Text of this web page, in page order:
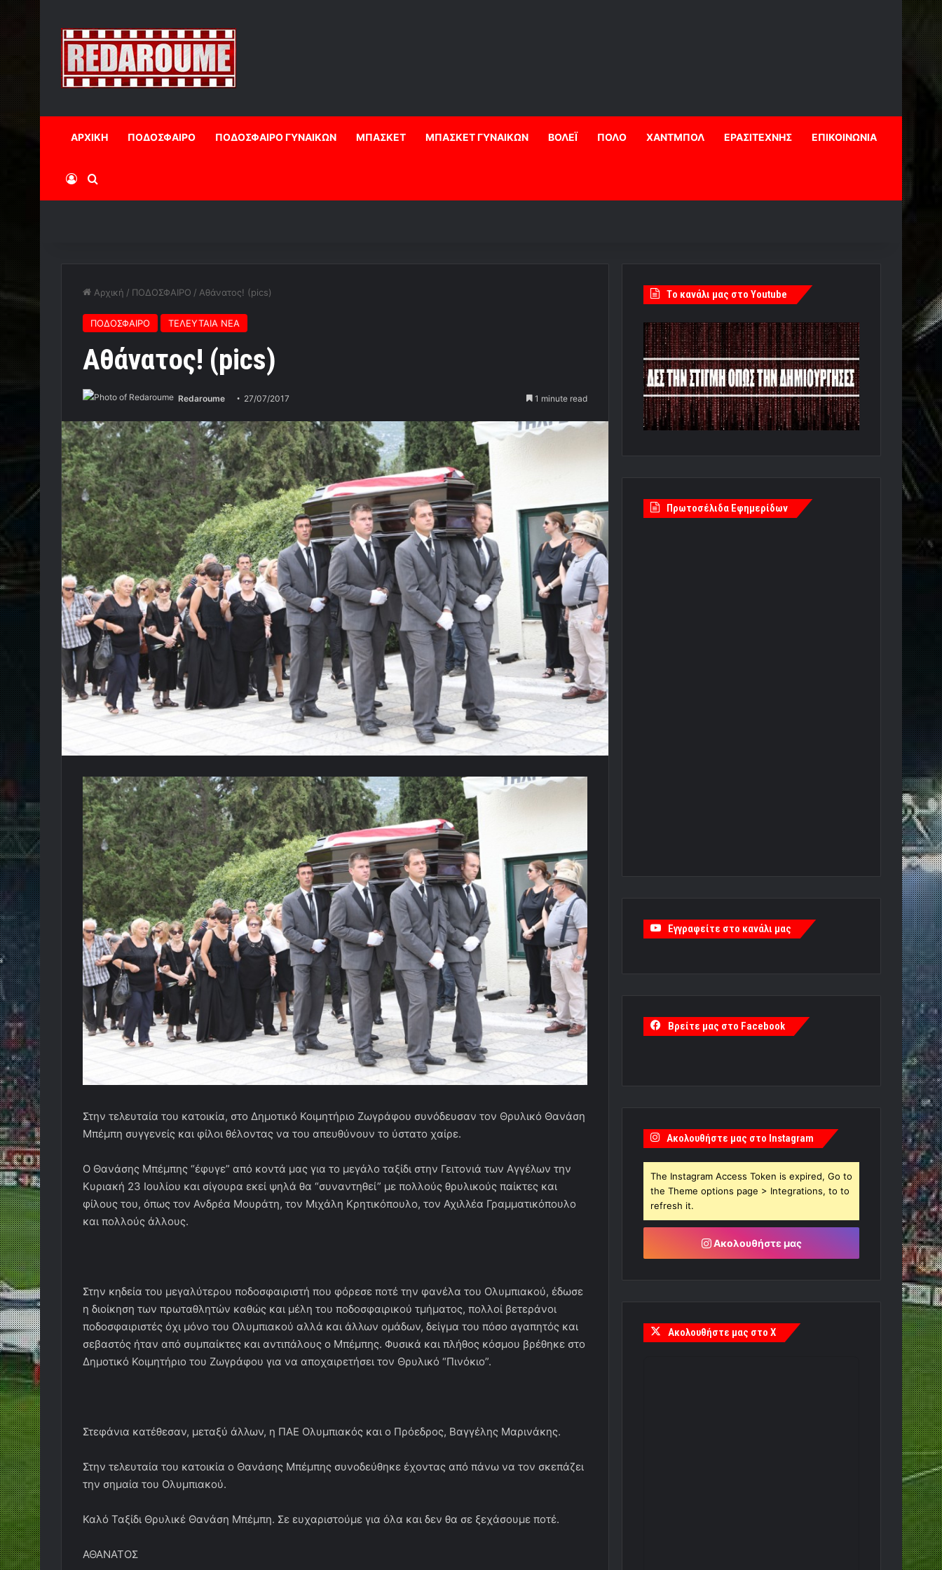
ΑΡΧΙΚΗ ΠΟΔΟΣΦΑΙΡΟ ΠΟΔΟΣΦΑΙΡΟ ΓΥΝΑΙΚΩΝ ΜΠΑΣΚΕΤ ΜΠΑΣΚΕΤ ΓΥΝΑΙΚΩΝ ΒΟΛΕΪ ΠΟΛΟ ΧΑΝΤΜΠΟΛ ΕΡΑΣΙΤΕΧΝΗΣ ΕΠΙΚΟΙΝΩΝΙΑ
Log InΑναζήτηση
Αρχική / ΠΟΔΟΣΦΑΙΡΟ / Αθάνατος! (pics)
ΠΟΔΟΣΦΑΙΡΟ ΤΕΛΕΥΤΑΙΑ ΝΕΑ
Αθάνατος! (pics)
Redaroume 27/07/2017 1 minute read
Στην τελευταία του κατοικία, στο Δημοτικό Κοιμητήριο Ζωγράφου συνόδευσαν τον Θρυλικό Θανάση
Μπέμπη συγγενείς και φίλοι θέλοντας να του απευθύνουν το ύστατο χαίρε.
Ο Θανάσης Μπέμπης “έφυγε” από κοντά μας για το μεγάλο ταξίδι στην Γειτονιά των Αγγέλων την
Κυριακή 23 Ιουλίου και σίγουρα εκεί ψηλά θα “συναντηθεί” με πολλούς θρυλικούς παίκτες και
φίλους του, όπως τον Ανδρέα Μουράτη, τον Μιχάλη Κρητικόπουλο, τον Αχιλλέα Γραμματικόπουλο
και πολλούς άλλους.
Στην κηδεία του μεγαλύτερου ποδοσφαιριστή που φόρεσε ποτέ την φανέλα του Ολυμπιακού, έδωσε
η διοίκηση των πρωταθλητών καθώς και μέλη του ποδοσφαιρικού τμήματος, πολλοί βετεράνοι
ποδοσφαιριστές όχι μόνο του Ολυμπιακού αλλά και άλλων ομάδων, δείγμα του πόσο αγαπητός και
σεβαστός ήταν από συμπαίκτες και αντιπάλους ο Μπέμπης. Φυσικά και πλήθος κόσμου βρέθηκε στο
Δημοτικό Κοιμητήριο του Ζωγράφου για να αποχαιρετήσει τον Θρυλικό “Πινόκιο”.
Στεφάνια κατέθεσαν, μεταξύ άλλων, η ΠΑΕ Ολυμπιακός και ο Πρόεδρος, Βαγγέλης Μαρινάκης.
Στην τελευταία του κατοικία ο Θανάσης Μπέμπης συνοδεύθηκε έχοντας από πάνω να τον σκεπάζει
την σημαία του Ολυμπιακού.
Καλό Ταξίδι Θρυλικέ Θανάση Μπέμπη. Σε ευχαριστούμε για όλα και δεν θα σε ξεχάσουμε ποτέ.
ΑΘΑΝΑΤΟΣ
Tο κανάλι μας στο Youtube
Πρωτοσέλιδα Εφημερίδων
Εγγραφείτε στο κανάλι μας
Βρείτε μας στο Facebook
Ακολουθήστε μας στο Instagram
The Instagram Access Token is expired, Go to
the Theme options page > Integrations, to to
refresh it.
Ακολουθήστε μας
Ακολουθήστε μας στο X